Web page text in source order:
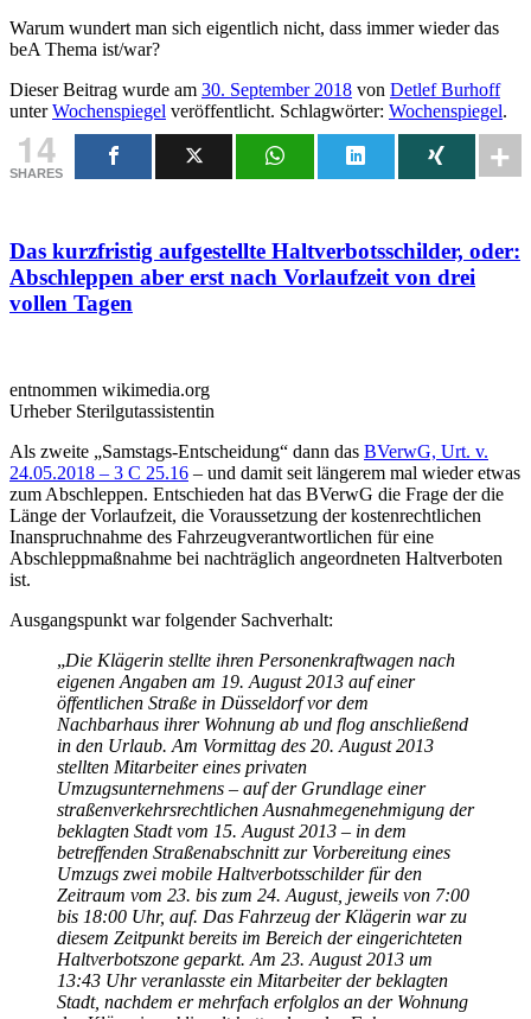
Warum wundert man sich eigentlich nicht, dass immer wieder das
beA Thema ist/war?
Dieser Beitrag wurde am 30. September 2018 von Detlef Burhoff
unterWochenspiegel veröffentlicht. Schlagwörter: Wochenspiegel.
14
SHARES
Das kurzfristig aufgestellte Haltverbotsschilder, oder:
Abschleppen aber erst nach Vorlaufzeit von drei
vollen Tagen
entnommen wikimedia.org
Urheber Sterilgutassistentin
Als zweite „Samstags-Entscheidung“ dann das BVerwG, Urt. v.
24.05.2018 – 3 C 25.16 – und damit seit längerem mal wieder etwas
zum Abschleppen. Entschieden hat das BVerwG die Frage der die
Länge der Vorlaufzeit, die Voraussetzung der kostenrechtlichen
Inanspruchnahme des Fahrzeugverantwortlichen für eine
Abschleppmaßnahme bei nachträglich angeordneten Haltverboten
ist.
Ausgangspunkt war folgender Sachverhalt:
„Die Klägerin stellte ihren Personenkraftwagen nach
eigenen Angaben am 19. August 2013 auf einer
öffentlichen Straße in Düsseldorf vor dem
Nachbarhaus ihrer Wohnung ab und flog anschließend
in den Urlaub. Am Vormittag des 20. August 2013
stellten Mitarbeiter eines privaten
Umzugsunternehmens – auf der Grundlage einer
straßenverkehrsrechtlichen Ausnahmegenehmigung der
beklagten Stadt vom 15. August 2013 – in dem
betreffenden Straßenabschnitt zur Vorbereitung eines
Umzugs zwei mobile Haltverbotsschilder für den
Zeitraum vom 23. bis zum 24. August, jeweils von 7:00
bis 18:00 Uhr, auf. Das Fahrzeug der Klägerin war zu
diesem Zeitpunkt bereits im Bereich der eingerichteten
Haltverbotszone geparkt. Am 23. August 2013 um
13:43 Uhr veranlasste ein Mitarbeiter der beklagten
Stadt, nachdem er mehrfach erfolglos an der Wohnung